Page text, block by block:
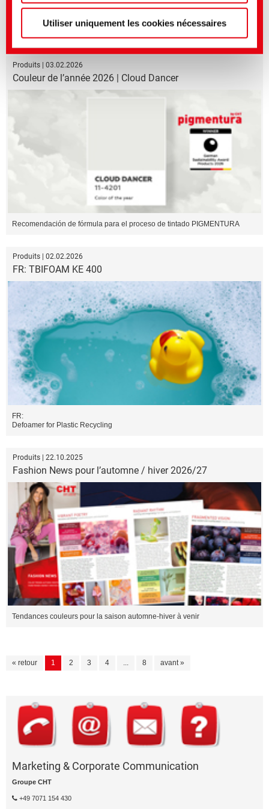
Utiliser uniquement les cookies nécessaires
Produits | 03.02.2026
Couleur de l’année 2026 | Cloud Dancer
Recomendación de fórmula para el proceso de tintado PIGMENTURA
Produits | 02.02.2026
FR: TBIFOAM KE 400
FR:
Defoamer for Plastic Recycling
Produits | 22.10.2025
Fashion News pour l’automne / hiver 2026/27
Tendances couleurs pour la saison automne-hiver à venir
« retour 1 2 3 4 ... 8 avant »
Marketing & Corporate Communication
Groupe CHT
+49 7071 154 430